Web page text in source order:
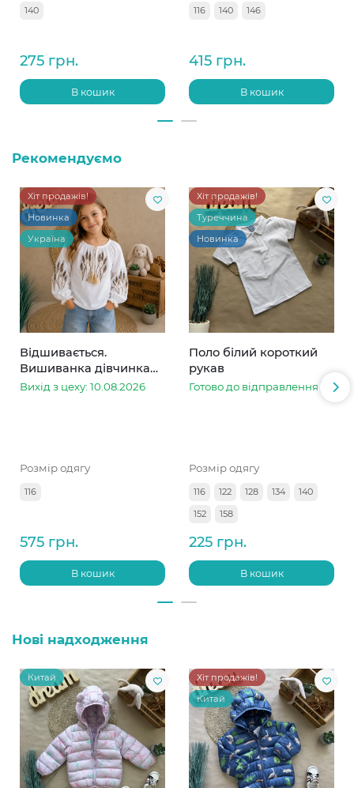
140
275 грн.
В кошик
116 140 146
415 грн.
В кошик
Рекомендуємо
Хіт продажів!
Новинка
Україна
Відшивається.
Вишиванка дівчинка
колоски
Вихід з цеху: 10.08.2026
Розмір одягу
116
575 грн.
В кошик
Хіт продажів!
Туреччина
Новинка
Поло білий короткий
рукав
Готово до відправлення
Розмір одягу
116 122 128 134
140
152
158
225 грн.
В кошик
Нові надходження
Китай
Хіт продажів!
Китай